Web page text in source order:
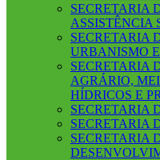
SECRETARIA
ASSISTÊNCIA
SECRETARIA
URBANISMO
SECRETARIA
AGRÁRIO,
HÍDRICOS E
SECRETARIA
SECRETARIA
SECRETARIA